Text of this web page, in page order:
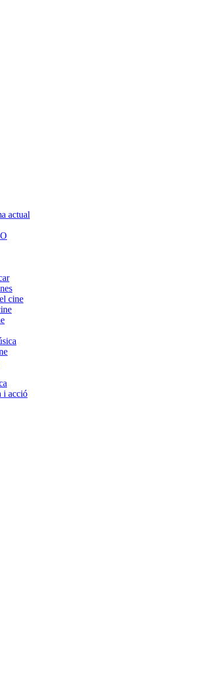
actual
cine
i acció